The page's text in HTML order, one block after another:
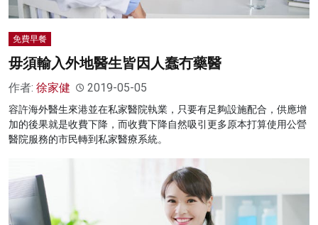
免費早餐
毋須輸入外地醫生皆因人蠢冇藥醫
作者: 徐家健 2019-05-05
容許海外醫生來港並在私家醫院執業，只要有足夠設施配合，供應增
加的後果就是收費下降，而收費下降自然吸引更多原本打算使用公營
醫院服務的市民轉到私家醫療系統。